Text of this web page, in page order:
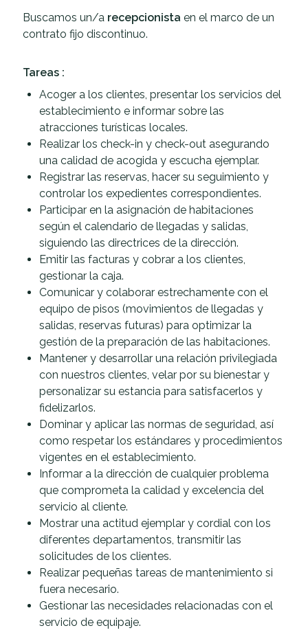
Buscamos un/a recepcionista en el marco de un
contrato fijo discontinuo.
Tareas :
Acoger a los clientes, presentar los servicios del
establecimiento e informar sobre las
atracciones turísticas locales.
Realizar los check-in y check-out asegurando
una calidad de acogida y escucha ejemplar.
Registrar las reservas, hacer su seguimiento y
controlar los expedientes correspondientes.
Participar en la asignación de habitaciones
según el calendario de llegadas y salidas,
siguiendo las directrices de la dirección.
Emitir las facturas y cobrar a los clientes,
gestionar la caja.
Comunicar y colaborar estrechamente con el
equipo de pisos (movimientos de llegadas y
salidas, reservas futuras) para optimizar la
gestión de la preparación de las habitaciones.
Mantener y desarrollar una relación privilegiada
con nuestros clientes, velar por su bienestar y
personalizar su estancia para satisfacerlos y
fidelizarlos.
Dominar y aplicar las normas de seguridad, así
como respetar los estándares y procedimientos
vigentes en el establecimiento.
Informar a la dirección de cualquier problema
que comprometa la calidad y excelencia del
servicio al cliente.
Mostrar una actitud ejemplar y cordial con los
diferentes departamentos, transmitir las
solicitudes de los clientes.
Realizar pequeñas tareas de mantenimiento si
fuera necesario.
Gestionar las necesidades relacionadas con el
servicio de equipaje.